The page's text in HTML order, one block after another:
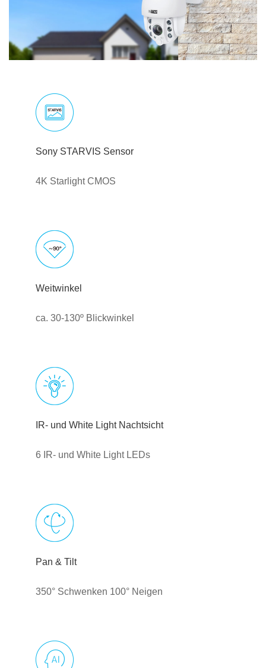
Sony STARVIS Sensor
4K Starlight CMOS
Weitwinkel
ca. 30-130º Blickwinkel
IR- und White Light Nachtsicht
6 IR- und White Light LEDs
Pan & Tilt
350° Schwenken 100° Neigen